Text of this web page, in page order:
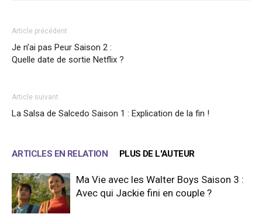
Article précédent
Je n’ai pas Peur Saison 2 :
Quelle date de sortie Netflix ?
Article suivant
La Salsa de Salcedo Saison 1 : Explication de la fin !
ARTICLES EN RELATION PLUS DE L'AUTEUR
Ma Vie avec les Walter Boys Saison 3 :
Avec qui Jackie fini en couple ?